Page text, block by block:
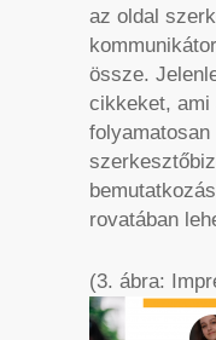
az oldal
össze.
cikkeket, ami
rovatában
(3. ábra: